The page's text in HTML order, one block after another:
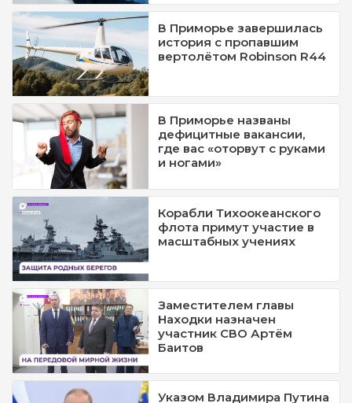
В Приморье завершилась
история с пропавшим
вертолётом Robinson R44
В Приморье названы
дефицитные вакансии,
где вас «оторвут с руками
и ногами»
Корабли Тихоокеанского
флота примут участие в
масштабных учениях
Заместителем главы
Находки назначен
участник СВО Артём
Баитов
Указом Владимира Путина